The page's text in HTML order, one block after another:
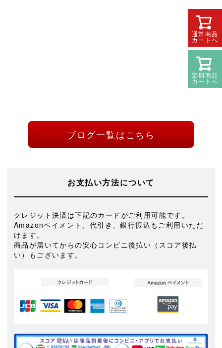
通常商品
カートへ
定期商品
カートへ
ブログ一覧はこちら
お支払い方法について
クレジット決済は下記のカードがご利用可能です。
Amazonペイメント、代引き、銀行振込もご利用いただ
けます。
商品が届いてからの安心コンビニ後払い（スコア後払
い）もございます。